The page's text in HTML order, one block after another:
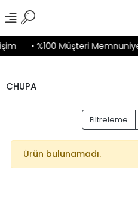
• %100 Müşteri
CHUPA
Filtreleme
Ürün bulunamadı.